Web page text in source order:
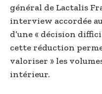
général de Lactalis
interview accordée
d’une « décision
cette réduction
valoriser » les
intérieur.